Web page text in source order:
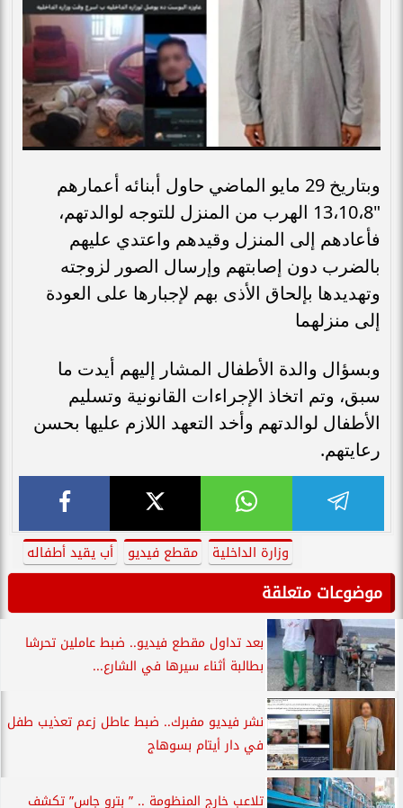
وبتاريخ 29 مايو الماضي حاول أبنائه أعمارهم
"13،10،8 الهرب من المنزل للتوجه لوالدتهم،
فأعادهم إلى المنزل وقيدهم واعتدي عليهم
بالضرب دون إصابتهم وإرسال الصور لزوجته
وتهديدها بإلحاق الأذى بهم لإجبارها على العودة
إلى منزلهما
وبسؤال والدة الأطفال المشار إليهم أيدت ما
سبق، وتم اتخاذ الإجراءات القانونية وتسليم
الأطفال لوالدتهم وأخد التعهد اللازم عليها بحسن
رعايتهم.
وزارة الداخلية مقطع فيديو أب يقيد أطفاله
موضوعات متعلقة
بعد تداول مقطع فيديو.. ضبط عاملين تحرشا
بطالبة أثناء سيرها في الشارع...
نشر فيديو مفبرك.. ضبط عاطل زعم تعذيب طفل
في دار أيتام بسوهاج
تلاعب خارج المنظومة .. ” بترو جاس” تكشف